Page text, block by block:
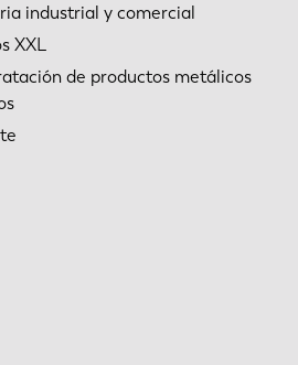
industrial y comercial
XXL
de productos metálicos